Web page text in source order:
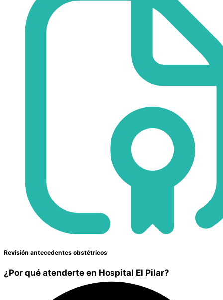
Revisión antecedentes obstétricos
¿Por qué atenderte en Hospital El Pilar?